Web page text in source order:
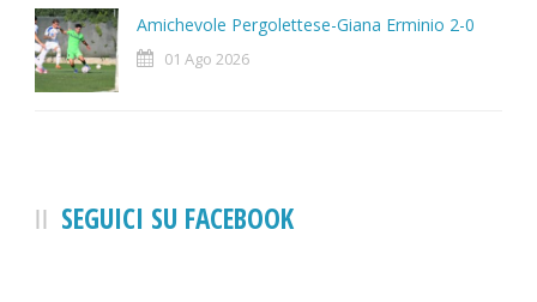
Amichevole Pergolettese-Giana Erminio 2-0
01 Ago 2026
SEGUICI SU FACEBOOK